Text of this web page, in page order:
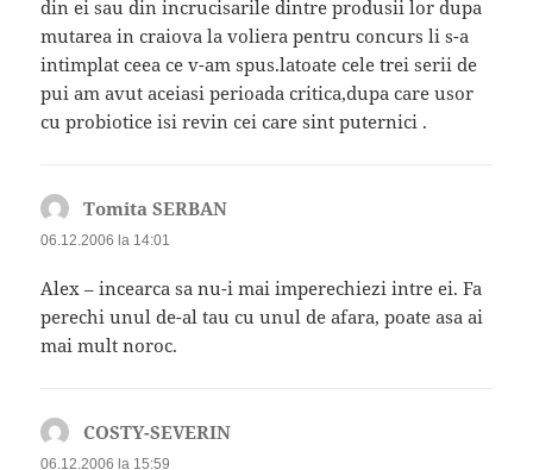
din ei sau din incrucisarile dintre produsii lor dupa
mutarea in craiova la voliera pentru concurs li s-a
intimplat ceea ce v-am spus.latoate cele trei serii de
pui am avut aceiasi perioada critica,dupa care usor
cu probiotice isi revin cei care sint puternici .
Tomita SERBAN
06.12.2006 la 14:01
Alex – incearca sa nu-i mai imperechiezi intre ei. Fa
perechi unul de-al tau cu unul de afara, poate asa ai
mai mult noroc.
COSTY-SEVERIN
06.12.2006 la 15:59